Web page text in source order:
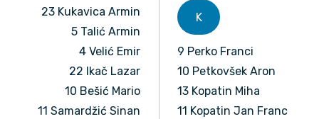
23 Kukavica Armin
5 Talić Armin
4 Velić Emir
22 Ikač Lazar
10 Bešić Mario
11 Samardžić Sinan
K
9 Perko Franci
10 Petkovšek Aron
13 Kopatin Miha
11 Kopatin Jan Franc